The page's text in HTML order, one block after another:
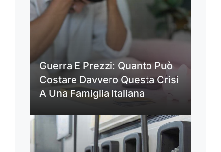
Guerra E Prezzi: Quanto Può
Costare Davvero Questa Crisi
A Una Famiglia Italiana